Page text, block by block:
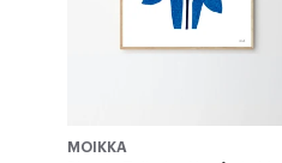
MOIKKA